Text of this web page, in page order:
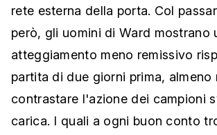
rete esterna della porta. Col
però, gli uomini di Ward mostrano
atteggiamento meno remissivo
partita di due giorni prima, almeno
contrastare l'azione dei campioni
carica. I quali a ogni buon conto